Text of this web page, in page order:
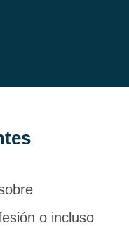
o incluso